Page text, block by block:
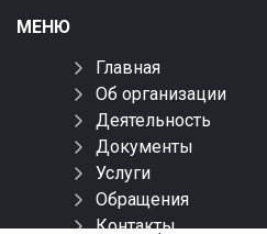
МЕНЮ
Главная
Об организации
Деятельность
Документы
Услуги
Обращения
Контакты